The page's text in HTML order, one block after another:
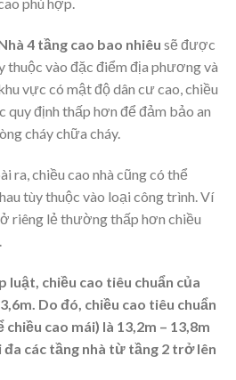
4 tầng cao bao nhiêu sẽ được
thuộc vào đặc điểm địa phương và
vực có mật độ dân cư cao, chiều
quy định thấp hơn để đảm bảo an
cháy chữa cháy.
ra, chiều cao nhà cũng có thể
tùy thuộc vào loại công trình. Ví
ở riêng lẻ thường thấp hơn chiều
luật, chiều cao tiêu chuẩn của
Do đó, chiều cao tiêu chuẩn
cao mái) là 13,2m – 13,8m
các tầng nhà từ tầng 2 trở lên